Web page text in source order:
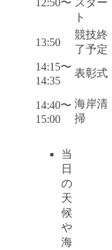
12:50〜 スター
ト
13:50
競技終
了予定
14:15〜
14:35
表彰式
14:40〜
15:00
海岸清
掃
当
日
の
天
候
や
海